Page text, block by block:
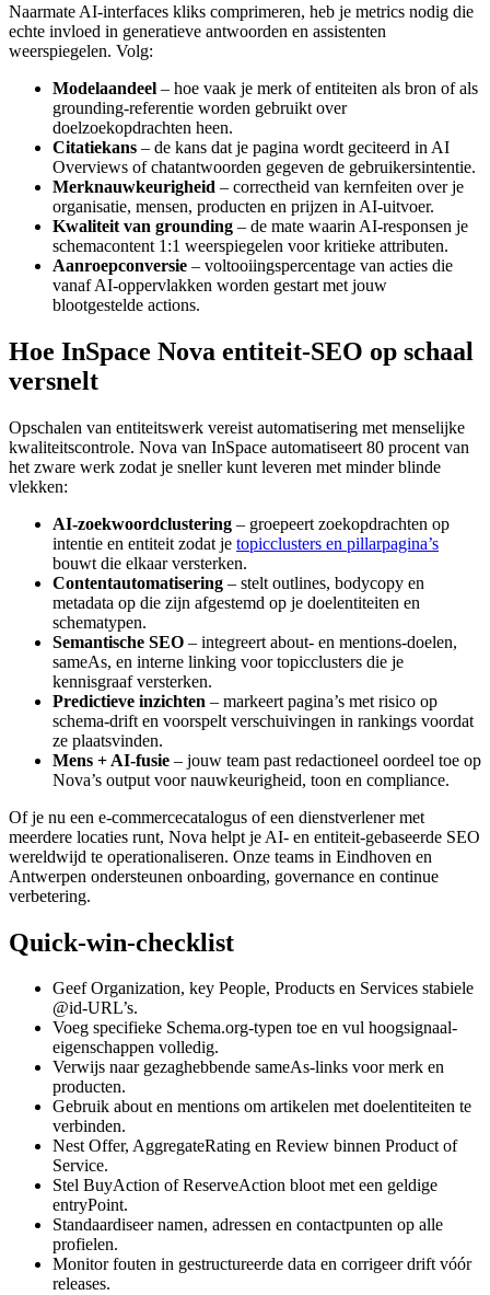
Naarmate AI-interfaces kliks comprimeren, heb je metrics nodig die
echte invloed in generatieve antwoorden en assistenten
weerspiegelen. Volg:
Modelaandeel – hoe vaak je merk of entiteiten als bron of als
grounding-referentie worden gebruikt over
doelzoekopdrachten heen.
Citatiekans – de kans dat je pagina wordt geciteerd in AI
Overviews of chatantwoorden gegeven de gebruikersintentie.
Merknauwkeurigheid – correctheid van kernfeiten over je
organisatie, mensen, producten en prijzen in AI-uitvoer.
Kwaliteit van grounding – de mate waarin AI-responsen je
schemacontent 1:1 weerspiegelen voor kritieke attributen.
Aanroepconversie – voltooiingspercentage van acties die
vanaf AI-oppervlakken worden gestart met jouw
blootgestelde actions.
Hoe InSpace Nova entiteit-SEO op schaal
versnelt
Opschalen van entiteitswerk vereist automatisering met menselijke
kwaliteitscontrole. Nova van InSpace automatiseert 80 procent van
het zware werk zodat je sneller kunt leveren met minder blinde
vlekken:
AI-zoekwoordclustering – groepeert zoekopdrachten op
intentie en entiteit zodat je topicclusters en pillarpagina’s
bouwt die elkaar versterken.
Contentautomatisering – stelt outlines, bodycopy en
metadata op die zijn afgestemd op je doelentiteiten en
schematypen.
Semantische SEO – integreert about- en mentions-doelen,
sameAs, en interne linking voor topicclusters die je
kennisgraaf versterken.
Predictieve inzichten – markeert pagina’s met risico op
schema-drift en voorspelt verschuivingen in rankings voordat
ze plaatsvinden.
Mens + AI-fusie – jouw team past redactioneel oordeel toe op
Nova’s output voor nauwkeurigheid, toon en compliance.
Of je nu een e-commercecatalogus of een dienstverlener met
meerdere locaties runt, Nova helpt je AI- en entiteit-gebaseerde SEO
wereldwijd te operationaliseren. Onze teams in Eindhoven en
Antwerpen ondersteunen onboarding, governance en continue
verbetering.
Quick-win-checklist
Geef Organization, key People, Products en Services stabiele
@id-URL’s.
Voeg specifieke Schema.org-typen toe en vul hoogsignaal-
eigenschappen volledig.
Verwijs naar gezaghebbende sameAs-links voor merk en
producten.
Gebruik about en mentions om artikelen met doelentiteiten te
verbinden.
Nest Offer, AggregateRating en Review binnen Product of
Service.
Stel BuyAction of ReserveAction bloot met een geldige
entryPoint.
Standaardiseer namen, adressen en contactpunten op alle
profielen.
Monitor fouten in gestructureerde data en corrigeer drift vóór
releases.